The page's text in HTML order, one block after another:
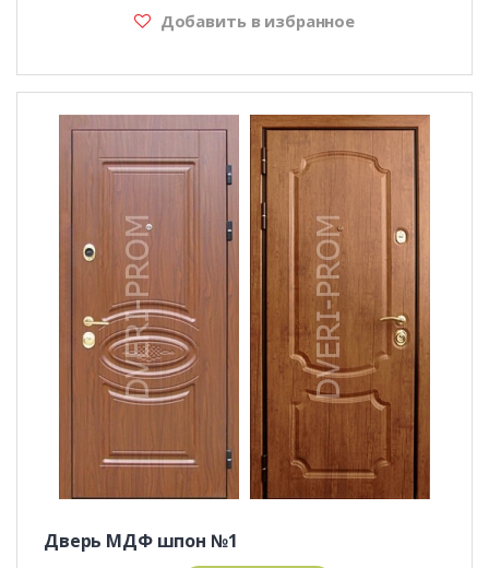
Добавить в избранное
Дверь МДФ шпон №1